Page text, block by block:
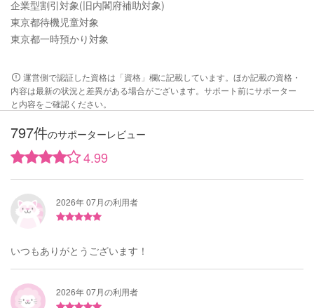
企業型割引対象(旧内閣府補助対象)
東京都待機児童対象
東京都一時預かり対象
運営側で認証した資格は「資格」欄に記載しています。ほか記載の資格・
内容は最新の状況と差異がある場合がございます。サポート前にサポーター
と内容をご確認ください。
797件のサポーターレビュー
4.99
2026年 07月の利用者
いつもありがとうございます！
2026年 07月の利用者